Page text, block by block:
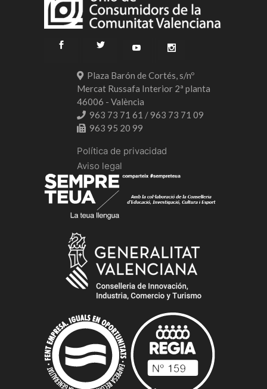
Plaza Barón de Cortés, s/nº
Mercat Russafa Interior 2ª planta
46006 - València
963 73 71 61 / 963 73 71 09
963 95 20 99
Política de privacidad
Aviso legal